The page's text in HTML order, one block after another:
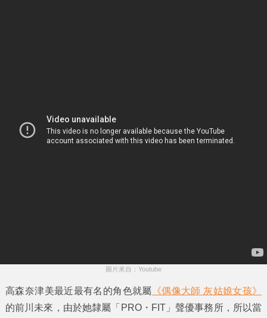
圖片來自：Youtube
高森奈津美最近最有名的角色就屬
《偶像大師 灰姑娘女孩》
的前川未來 ，由於她隸屬「 PRO・FIT」聲優事務所，所以當